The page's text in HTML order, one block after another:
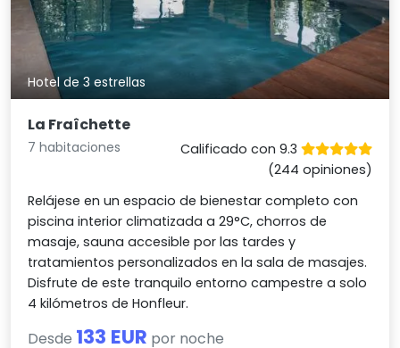
Hotel de 3 estrellas
La Fraîchette
7 habitaciones
Calificado con 9.3
(244 opiniones)
Relájese en un espacio de bienestar completo con
piscina interior climatizada a 29°C, chorros de
masaje, sauna accesible por las tardes y
tratamientos personalizados en la sala de masajes.
Disfrute de este tranquilo entorno campestre a solo
4 kilómetros de Honfleur.
Desde 133 EUR por noche